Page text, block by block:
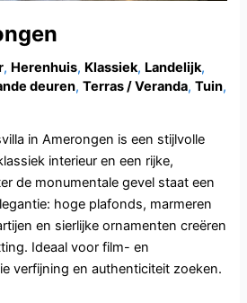
, Herenhuis, Klassiek, Landelijk,
deuren,Terras / Veranda,Tuin,
in Amerongen is een stijlvolle
interieur en een rijke,
de monumentale gevel staat een
hoge plafonds, marmeren
en sierlijke ornamenten creëren
Ideaal voor film- en
verfijning en authenticiteit zoeken.